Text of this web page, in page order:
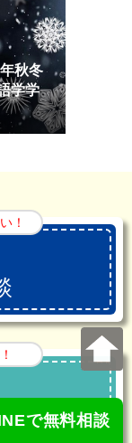
秋冬
学学
！
で無料相談